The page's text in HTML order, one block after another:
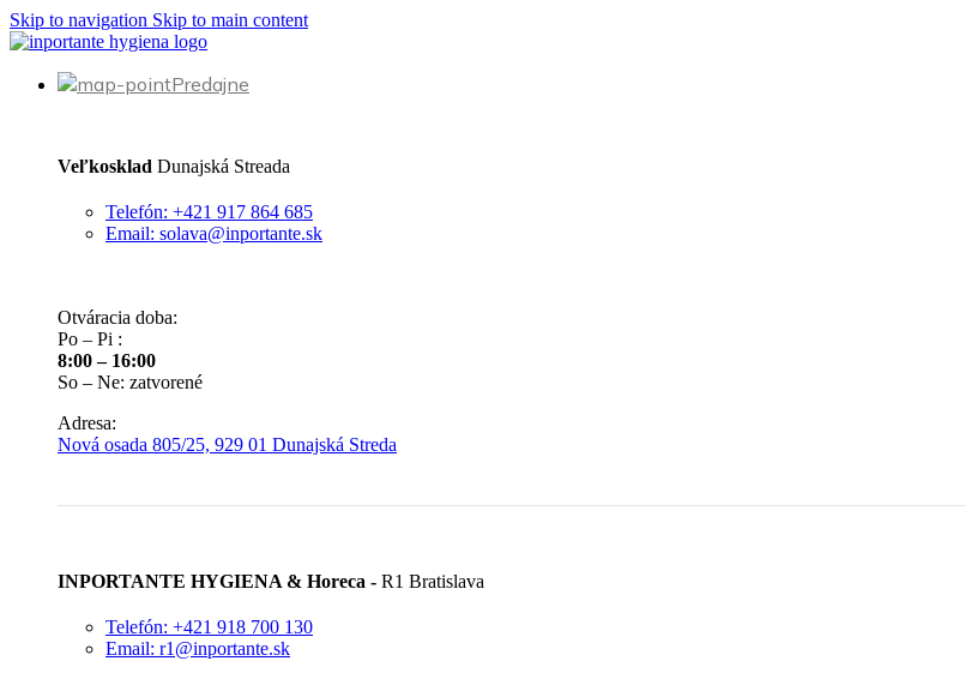
Skip to navigation Skip to main content
Predajne
Veľkosklad Dunajská Streada
Telefón: +421 917 864 685
Email: solava@inportante.sk
Otváracia doba:
Po – Pi :
8:00 – 16:00
So – Ne: zatvorené
Adresa:
Nová osada 805/25, 929 01 Dunajská Streda
INPORTANTE HYGIENA & Horeca - R1 Bratislava
Telefón: +421 918 700 130
Email: r1@inportante.sk